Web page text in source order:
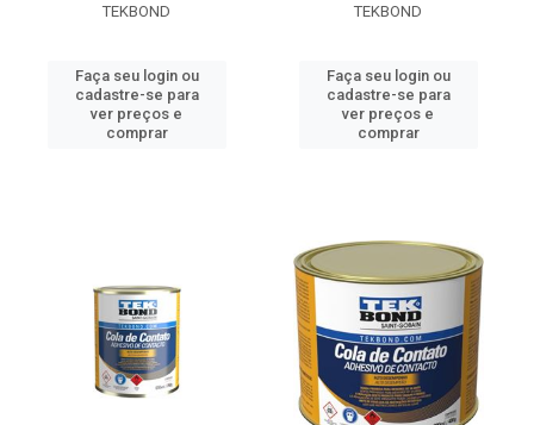
TEKBOND
Faça seu login ou
cadastre-se para
ver preços e
comprar
TEKBOND
Faça seu login ou
cadastre-se para
ver preços e
comprar